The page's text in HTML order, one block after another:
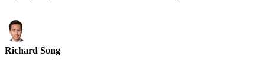
Richard Song